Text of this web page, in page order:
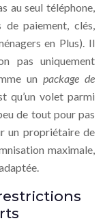
au seul téléphone,
de paiement, clés,
en Plus). Il
pas uniquement
unpackage de
qu’un volet parmi
de tout pour pas
un propriétaire de
maximale,